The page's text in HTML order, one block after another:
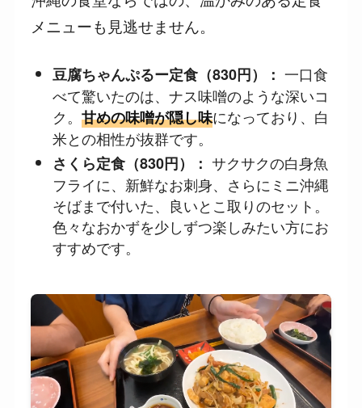
メニューも見逃せません。
豆腐ちゃんぷるー定食（830円）： 一口食
べて驚いたのは、ナス味噌のような深いコ
ク。 甘めの味噌が隠し味になっており、白
米との相性が抜群です。
さくら定食（830円）： サクサクの白身魚
フライに、新鮮なお刺身、さらにミニ沖縄
そばまで付いた、良いとこ取りのセット。
色々なおかずを少しずつ楽しみたい方にお
すすめです。